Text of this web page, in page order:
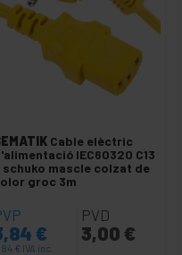
Cable elèctric
IEC60320 C13
schuko mascle colzat de
groc 3m
€
€ IVA inc.
PVD
3,00 €